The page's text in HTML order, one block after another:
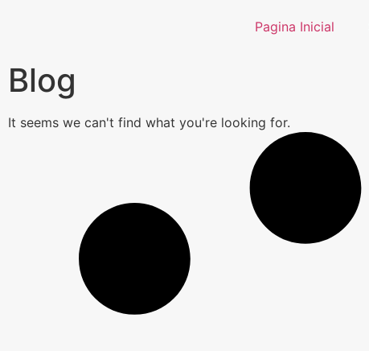
Pagina Inicial
Blog
It seems we can't find what you're looking for.